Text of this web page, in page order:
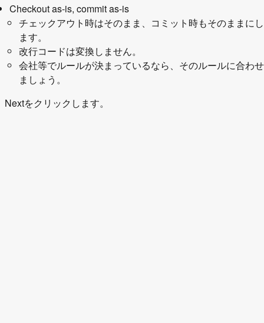
Checkout as-is, commit as-is
チェックアウト時はそのまま、コミット時もそのままにし
ます。
改行コードは変換しません。
会社等でルールが決まっているなら、そのルールに合わせ
ましょう。
Nextをクリックします。